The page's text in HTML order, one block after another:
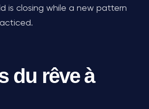
is closing while a new pattern
du rêve à